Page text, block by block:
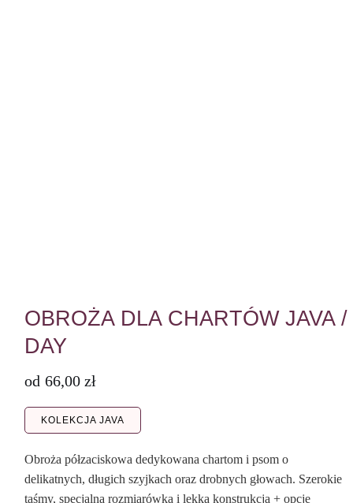
OBROŻA DLA CHARTÓW JAVA /
DAY
od 66,00 zł
KOLEKCJA JAVA
Obroża półzaciskowa dedykowana chartom i psom o
delikatnych, długich szyjkach oraz drobnych głowach. Szerokie
taśmy, specjalna rozmiarówka i lekka konstrukcja + opcje